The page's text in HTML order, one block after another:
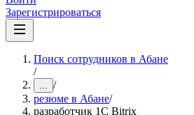
Зарегистрироваться
Поиск сотрудников в Абане
/
... /
резюме в Абане/
разработчик 1С Bitrix